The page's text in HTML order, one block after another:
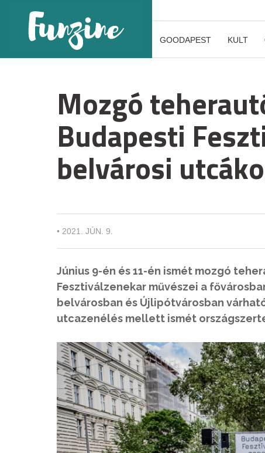
GOODAPEST KULT
Mozgó
Budapesti
belvárosi
• 2021. JÚN. 9.
Június 9-én és 11-én ismét mozgó
Fesztiválzenekar művészei a
belvárosban és Újlipótvárosban
utcazenélés mellett ismét